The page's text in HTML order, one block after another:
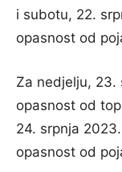
i subotu, 22.
opasnost od
Za nedjelju, 23.
opasnost od
24. srpnja
opasnost od